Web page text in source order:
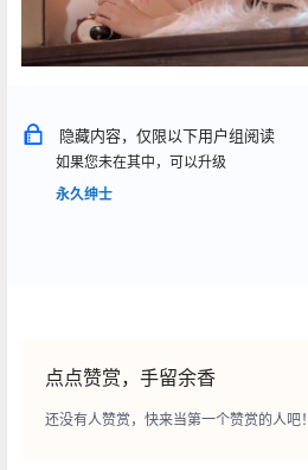
隐藏内容，仅限以下用户组阅读
如果您未在其中，可以升级
永久绅士
点点赞赏，手留余香
还没有人赞赏，快来当第一个赞赏的人吧！